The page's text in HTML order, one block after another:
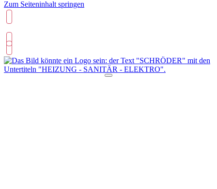
Zum Seiteninhalt springen
02225 7093965